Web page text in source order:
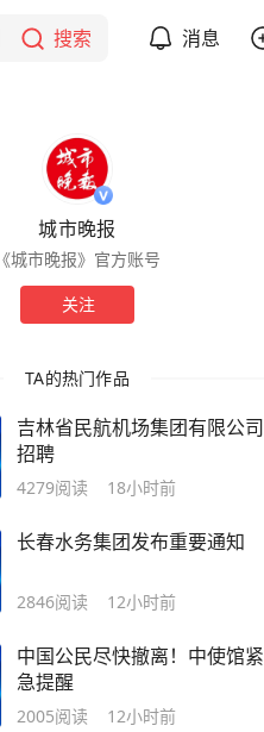
搜索 消息
城市晚报
《城市晚报》官方账号
关注
TA的热门作品
吉林省民航机场集团有限公司
招聘
4279阅读 18小时前
长春水务集团发布重要通知
2846阅读 12小时前
中国公民尽快撤离！中使馆紧
急提醒
2005阅读 12小时前